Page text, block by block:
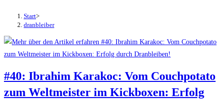
Start>
dranbleiber
#40: Ibrahim Karakoc: Vom Couchpotato
zum Weltmeister im Kickboxen: Erfolg